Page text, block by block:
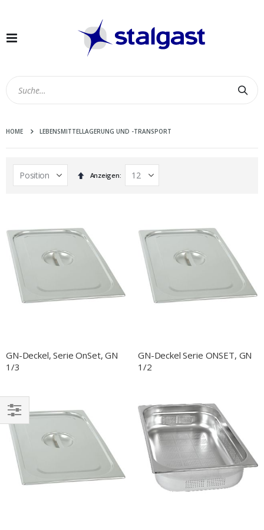
Navigation
HOME LEBENSMITTELLAGERUNG UND -TRANSPORT
In
absteigender
Anzeigen
GN-Deckel, Serie OnSet, GN
1/3
GN-Deckel Serie ONSET, GN
1/2
EINKAUFEN
NACH